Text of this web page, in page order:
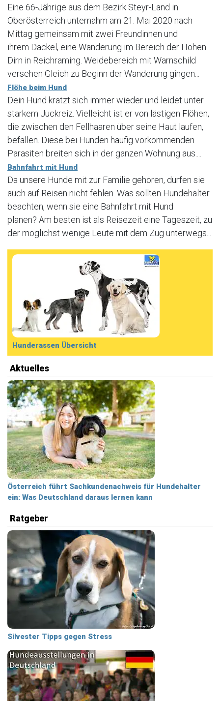
Eine 66-Jährige aus dem Bezirk Steyr-Land in
Oberösterreich unternahm am 21. Mai 2020 nach
Mittag gemeinsam mit zwei Freundinnen und
ihrem Dackel, eine Wanderung im Bereich der Hohen
Dirn in Reichraming. Weidebereich mit Warnschild
versehen Gleich zu Beginn der Wanderung gingen...
Flöhe beim Hund
Dein Hund kratzt sich immer wieder und leidet unter
starkem Juckreiz. Vielleicht ist er von lästigen Flöhen,
die zwischen den Fellhaaren über seine Haut laufen,
befallen. Diese bei Hunden häufig vorkommenden
Parasiten breiten sich in der ganzen Wohnung aus....
Bahnfahrt mit Hund
Da unsere Hunde mit zur Familie gehören, dürfen sie
auch auf Reisen nicht fehlen. Was sollten Hundehalter
beachten, wenn sie eine Bahnfahrt mit Hund
planen? Am besten ist als Reisezeit eine Tageszeit, zu
der möglichst wenige Leute mit dem Zug unterwegs...
Hunderassen Übersicht
Aktuelles
Österreich führt Sachkundenachweis für Hundehalter
ein: Was Deutschland daraus lernen kann
Ratgeber
Silvester Tipps gegen Stress